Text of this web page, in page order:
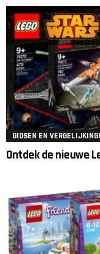
GIDSEN EN
Ontdek de nieuwe